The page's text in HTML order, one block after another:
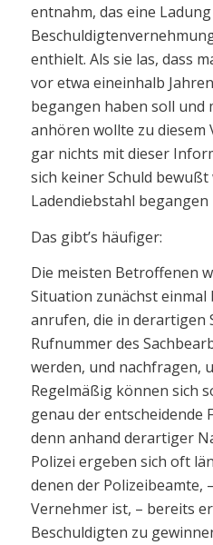
entnahm, das eine
enthielt. Als sie las, dass
vor etwa eineinhalb
begangen haben soll und
anhören wollte zu
gar nichts mit dieser
sich keiner Schuld
Ladendiebstahl begangen
Das gibt’s häufiger:
Die meisten Betroffenen
Situation zunächst einmal
anrufen, die in derartigen
Rufnummer des
werden, und nachfragen,
Regelmäßig können sich
genau der entscheidende
denn anhand derartiger
Polizei ergeben sich oft
denen der Polizeibeamte,
Vernehmer ist, – bereits
Beschuldigten zu